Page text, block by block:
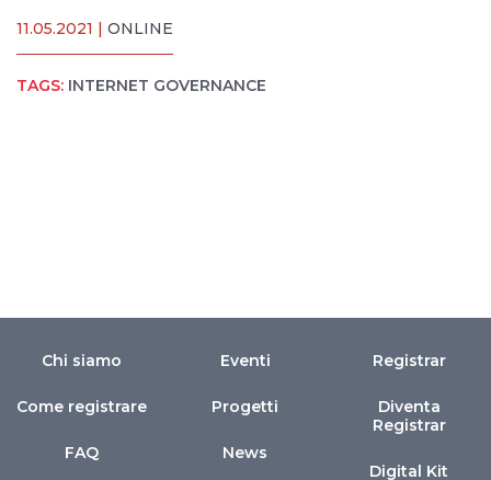
11.05.2021 | ONLINE
TAGS: INTERNET GOVERNANCE
Chi siamo
Come registrare
FAQ
Eventi
Progetti
News
Registrar
Diventa
Registrar
Digital Kit